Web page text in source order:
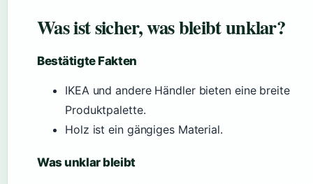
Was ist sicher, was bleibt unklar?
Bestätigte Fakten
IKEA und andere Händler bieten eine breite
Produktpalette.
Holz ist ein gängiges Material.
Was unklar bleibt